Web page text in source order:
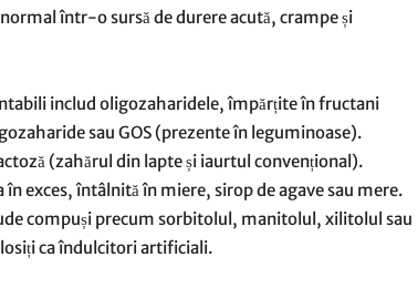
într-o sursă de durere acută, crampe și
includ oligozaharidele, împărțite în fructani
sau GOS (prezente în leguminoase).
(zahărul din lapte și iaurtul convențional).
exces, întâlnită în miere, sirop de agave sau mere.
compuși precum sorbitolul, manitolul, xilitolul sau
ca îndulcitori artificiali.